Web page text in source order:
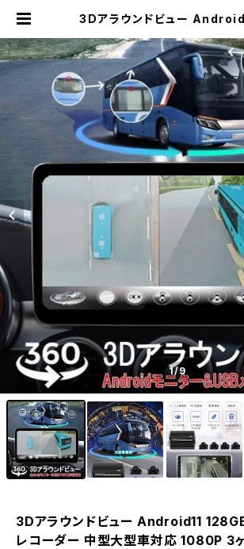
3Dアラウンドビュー
大型車対応 1080P 3ヶ月保証
360-BUS3D/NAVI-10DP/
8G.A」 | Pro Station（Ｋ＆
ス株式会社）
1/9
3Dアラウンドビュー Android11
レコーダー 中型大型車対応 1080P 3